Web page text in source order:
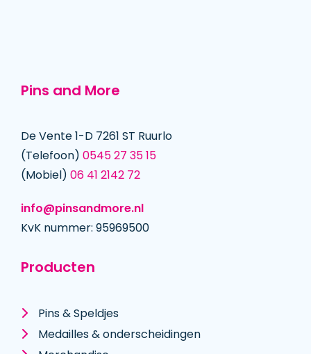
Pins and More
De Vente 1-D 7261 ST Ruurlo
(Telefoon) 0545 27 35 15
(Mobiel) 06 41 2142 72
info@pinsandmore.nl
KvK nummer: 95969500
Producten
Pins & Speldjes
Medailles & onderscheidingen